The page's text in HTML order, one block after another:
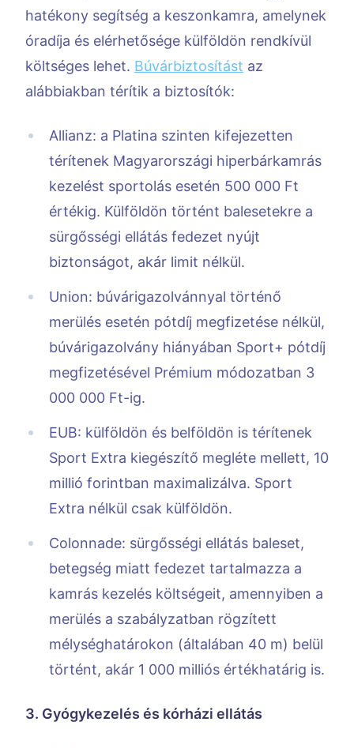
hatékony segítség a keszonkamra, amelynek
óradíja és elérhetősége külföldön rendkívül
költséges lehet. Búvárbiztosítást az
alábbiakban térítik a biztosítók:
Allianz: a Platina szinten kifejezetten
térítenek Magyarországi hiperbárkamrás
kezelést sportolás esetén 500 000 Ft
értékig. Külföldön történt balesetekre a
sürgősségi ellátás fedezet nyújt
biztonságot, akár limit nélkül.
Union: búvárigazolvánnyal történő
merülés esetén pótdíj megfizetése nélkül,
búvárigazolvány hiányában Sport+ pótdíj
megfizetésével Prémium módozatban 3
000 000 Ft-ig.
EUB: külföldön és belföldön is térítenek
Sport Extra kiegészítő megléte mellett, 10
millió forintban maximalizálva. Sport
Extra nélkül csak külföldön.
Colonnade: sürgősségi ellátás baleset,
betegség miatt fedezet tartalmazza a
kamrás kezelés költségeit, amennyiben a
merülés a szabályzatban rögzített
mélységhatárokon (általában 40 m) belül
történt, akár 1 000 milliós értékhatárig is.
3. Gyógykezelés és kórházi ellátás